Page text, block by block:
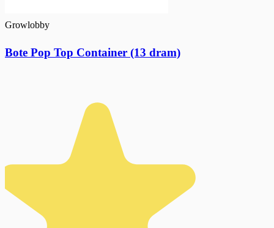
Growlobby
Bote Pop Top Container (13 dram)